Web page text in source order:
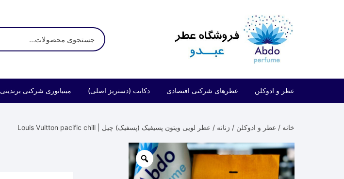
عطر و ادوکلن
مردانه/زنانه
عطرهای شرکتی اقتصادی
شرکتی اقتصادی (لطافه)
دکانت (دستریز اصلی) مینیاتوری شرکتی برندینی
خانه / عطر و ادوکلن / زنانه / عطر لویی ویتون پسیفیک (پسفیک) چیل | Louis Vuitton pacific chill